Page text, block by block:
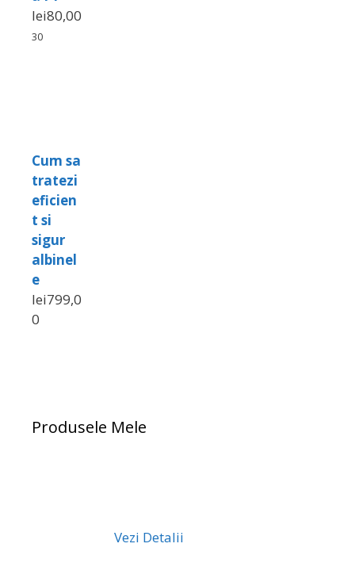
lei80,00
30
Cum sa
tratezi
eficien
t si
sigur
albinel
e
lei799,0
0
Produsele Mele
Vezi Detalii